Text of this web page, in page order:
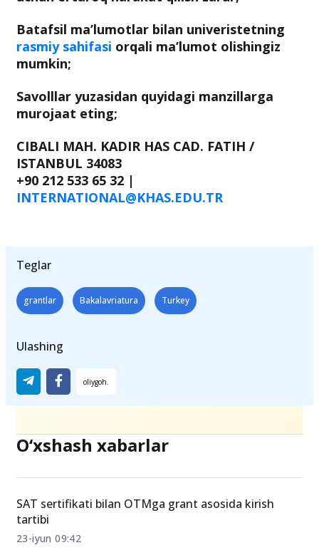
Batafsil ma’lumotlar bilan univeristetning
rasmiy sahifasi orqali ma’lumot olishingiz
mumkin;
Savolllar yuzasidan quyidagi manzillarga
murojaat eting;
CIBALI MAH. KADIR HAS CAD. FATIH /
ISTANBUL 34083
+90 212 533 65 32 |
INTERNATIONAL@KHAS.EDU.TR
Teglar
grantlar Bakalavriatura Turkey
Ulashing
O‘xshash xabarlar
SAT sertifikati bilan OTMga grant asosida kirish
tartibi
23-iyun 09:42